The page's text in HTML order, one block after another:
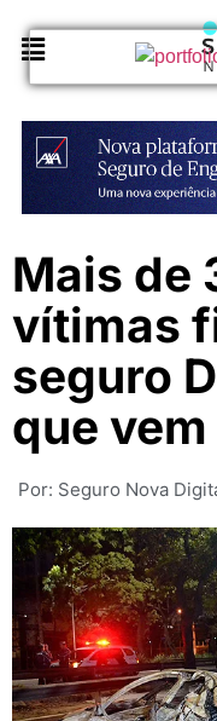
Mais de
vítimas
seguro
que vem
Por: Seguro Nova